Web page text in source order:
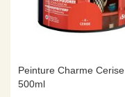
Peinture Charme Cerise
500ml